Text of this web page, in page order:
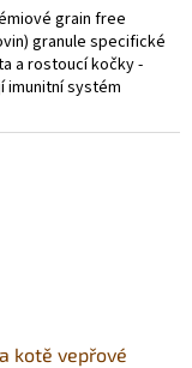
grain free
granule specifické
a rostoucí kočky -
imunitní systém
protein...
kotě vepřové